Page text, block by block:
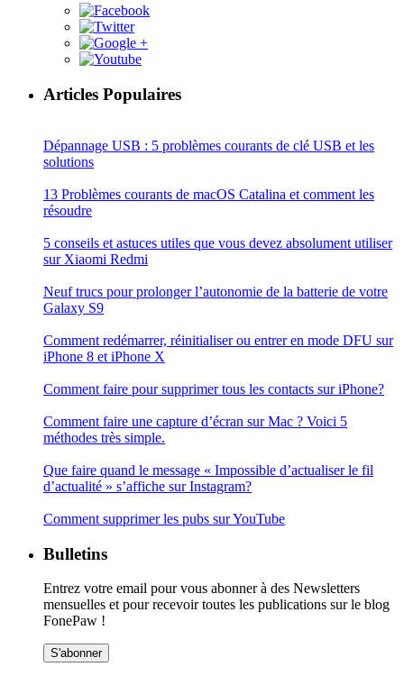
Articles Populaires
Dépannage USB : 5 problèmes courants de clé USB et les
solutions
13 Problèmes courants de macOS Catalina et comment les
résoudre
5 conseils et astuces utiles que vous devez absolument utiliser
sur Xiaomi Redmi
Neuf trucs pour prolonger l’autonomie de la batterie de votre
Galaxy S9
Comment redémarrer, réinitialiser ou entrer en mode DFU sur
iPhone 8 et iPhone X
Comment faire pour supprimer tous les contacts sur iPhone?
Comment faire une capture d’écran sur Mac ? Voici 5
méthodes très simple.
Que faire quand le message « Impossible d’actualiser le fil
d’actualité » s’affiche sur Instagram?
Comment supprimer les pubs sur YouTube
Bulletins
Entrez votre email pour vous abonner à des Newsletters
mensuelles et pour recevoir toutes les publications sur le blog
FonePaw !
S'abonner